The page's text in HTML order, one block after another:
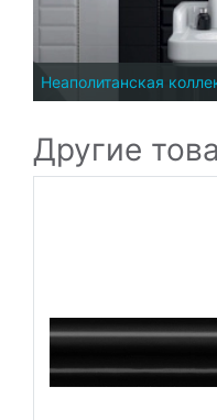
Неаполитанская
Другие